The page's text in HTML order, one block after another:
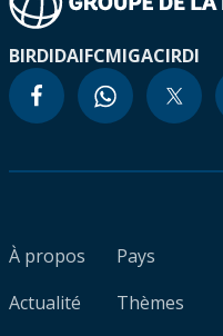
BIRDIDAIFCMIGACIRDI
À propos
Actualité
Pays
Thèmes